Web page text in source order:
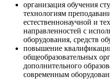
организация обучения
технологиям
естественнонаучной и
направленностей с
оборудования, средств
повышение
общеобразовательных
дополнительного
современным